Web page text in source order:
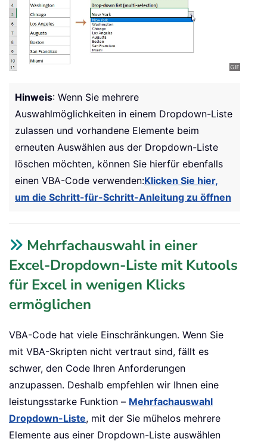
Hinweis: Wenn Sie mehrere
Auswahlmöglichkeiten in einem Dropdown-Liste
zulassen und vorhandene Elemente beim
erneuten Auswählen aus der Dropdown-Liste
löschen möchten, können Sie hierfür ebenfalls
einen VBA-Code verwenden:Klicken Sie hier,
um die Schritt-für-Schritt-Anleitung zu öffnen
Mehrfachauswahl in einer
Excel-Dropdown-Liste mit Kutools
für Excel in wenigen Klicks
ermöglichen
VBA-Code hat viele Einschränkungen. Wenn Sie
mit VBA-Skripten nicht vertraut sind, fällt es
schwer, den Code Ihren Anforderungen
anzupassen. Deshalb empfehlen wir Ihnen eine
leistungsstarke Funktion – Mehrfachauswahl
Dropdown-Liste, mit der Sie mühelos mehrere
Elemente aus einer Dropdown-Liste auswählen